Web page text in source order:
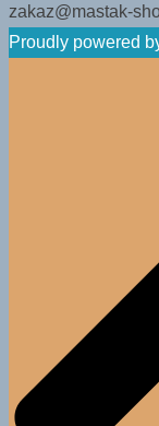
zakaz@mastak-
Proudly powered